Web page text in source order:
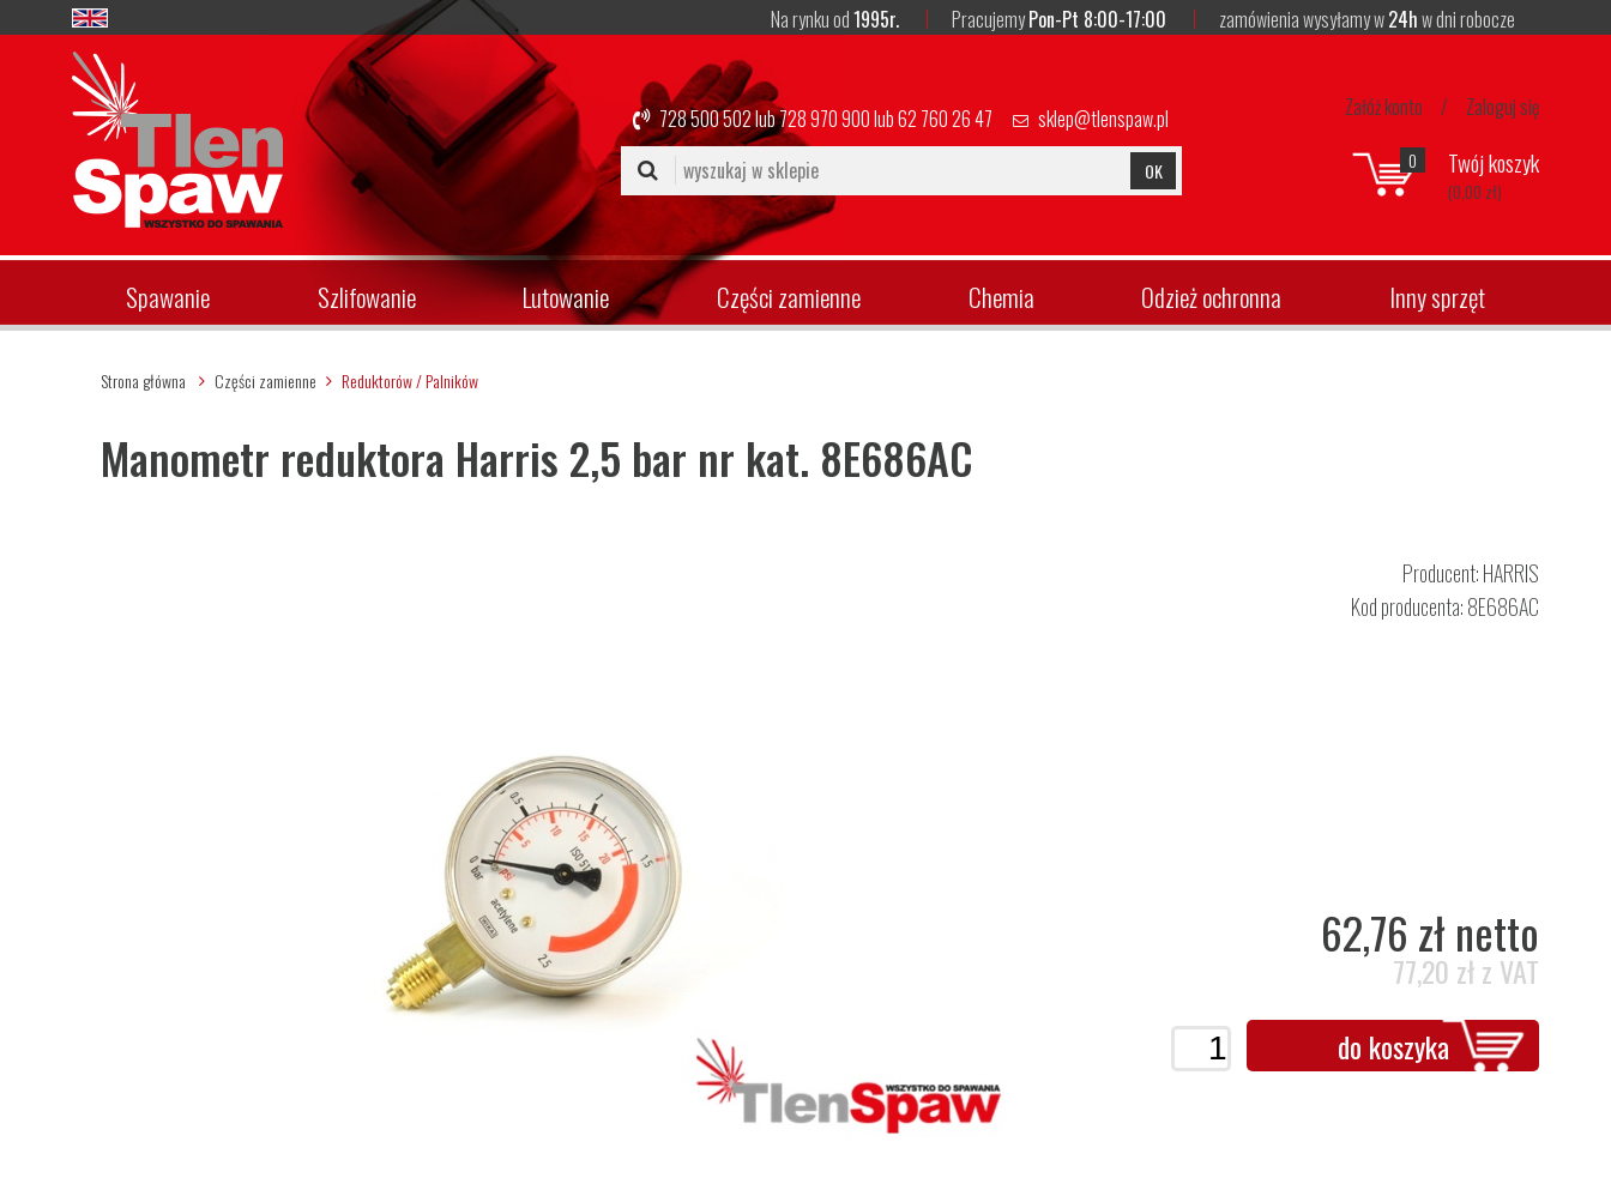
Na rynku od1995r. PracujemyPon-Pt 8:00-17:00 zamówienia wysyłamy w24hw dni robocze
728 500 502lub728 970 900lub62 760 26 47 sklep@tlenspaw.pl
OK
Załóż konto / Zaloguj się
0 Twój koszyk
(0,00 zł)
Spawanie Szlifowanie Lutowanie Części zamienne Chemia Odzież ochronna Inny sprzęt
Strona główna Części zamienne Reduktorów / Palników
Manometr reduktora Harris 2,5 bar nr kat. 8E686AC
Producent:HARRIS
Kod producenta: 8E686AC
62,76 zł netto
77,20 zł z VAT
do koszyka